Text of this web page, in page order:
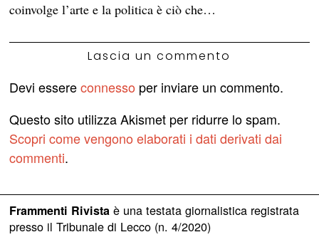
coinvolge l’arte e la politica è ciò che…
Lascia un commento
Devi essereconnesso per inviare un commento.
Questo sito utilizza Akismet per ridurre lo spam.
Scopri come vengono elaborati i dati derivati dai
commenti.
Frammenti Rivistaè una testata giornalistica registrata
presso il Tribunale di Lecco (n. 4/2020)